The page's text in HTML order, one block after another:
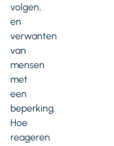
volgen,
en
verwanten
van
mensen
met
een
beperking.
Hoe
reageren